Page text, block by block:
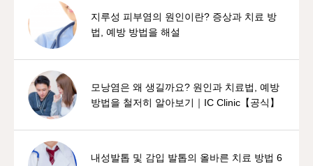
지루성 피부염의 원인이란? 증상과 치료 방
법, 예방 방법을 해설
모낭염은 왜 생길까요? 원인과 치료법, 예방
방법을 철저히 알아보기｜IC Clinic【공식】
내성발톱 및 감입 발톱의 올바른 치료 방법 6